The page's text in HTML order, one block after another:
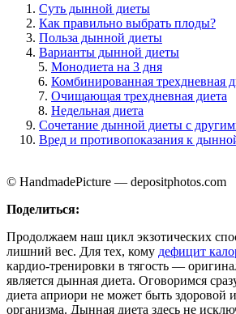
Суть дынной диеты
Как правильно выбрать плоды?
Польза дынной диеты
Варианты дынной диеты
Монодиета на 3 дня
Комбинированная трехдневная
Очищающая трехдневная диета
Недельная диета
Сочетание дынной диеты с
Вред и противопоказания к
© HandmadePicture — depositphotos.com
Поделиться:
Продолжаем наш цикл экзотических
лишний вес. Для тех, кому дефицит
кардио-тренировки в тягость —
является дынная диета. Оговоримся
диета априори не может быть здоровой
организма. Дынная диета здесь не